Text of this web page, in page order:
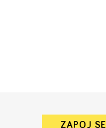
ZAPOJ SE